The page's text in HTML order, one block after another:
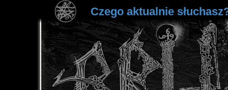
Czego aktualnie